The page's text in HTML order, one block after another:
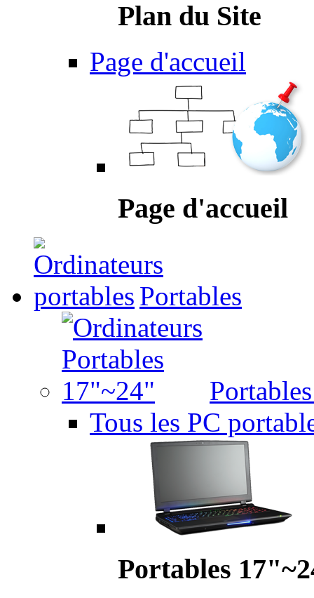
Plan du Site
Page d'accueil
Page d'accueil
Portables
Tous les PC
Portables